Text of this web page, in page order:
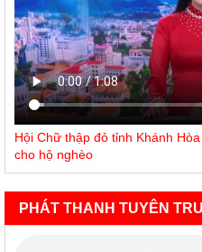
Hội Chữ thập đỏ tỉnh Khánh
cho hộ nghèo
PHÁT THANH TUYÊN